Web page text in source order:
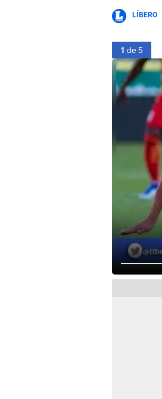
LÍBERO
1 de 5